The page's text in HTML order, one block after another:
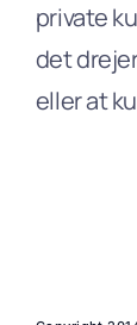
private
det
eller at